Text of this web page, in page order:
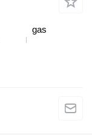
gas